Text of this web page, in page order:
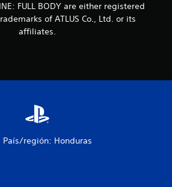
FULL BODY are either registered
of ATLUS Co., Ltd. or its
affiliates.
País/región: Honduras